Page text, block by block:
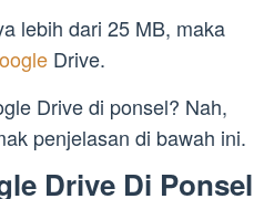
lebih dari 25 MB, maka
Drive.
Drive di ponsel? Nah,
penjelasan di bawah ini.
Drive Di Ponsel